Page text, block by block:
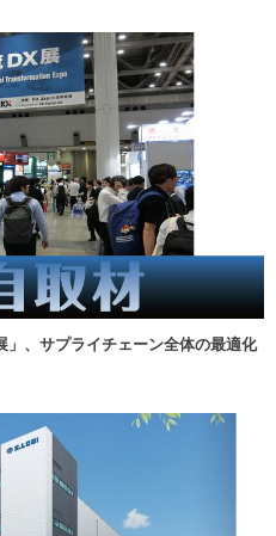
」、サプライチェーン全体の最適化